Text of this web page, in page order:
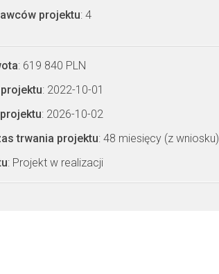
projektu: 4
: 619 840 PLN
: 2022-10-01
: 2026-10-02
trwania projektu: 48 miesięcy (z wniosku)
: Projekt w realizacji